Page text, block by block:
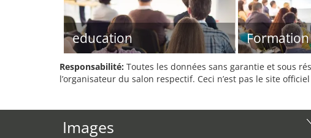
education Formation
Responsabilité: Toutes les données sans garantie et sous
l’organisateur du salon respectif. Ceci n’est pas le site
Images